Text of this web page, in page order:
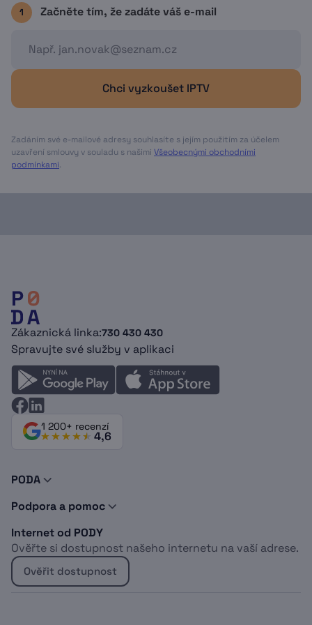
1 Začněte tím, že zadáte váš e-mail
Chci vyzkoušet IPTV
Zadáním své e-mailové adresy souhlasíte s jejím použitím za účelem
uzavření smlouvy v souladu s našimi Všeobecnými obchodními
podmínkami.
Zákaznická linka:730 430 430
Spravujte své služby v aplikaci
1 200+ recenzí
4,6
PODA
Novinky a tipy
Doporuč PODU
Dokumenty
Logomanuál
Kabelová televize
Podpora a pomoc
Podpora
Vyjádření o existenci sítí
Whistleblowing
Projekt EU
Internet od PODY
Ověřte si dostupnost našeho internetu na vaší adrese.
Ověřit dostupnost